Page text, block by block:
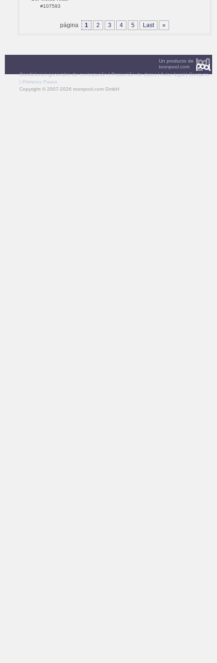
#107593
página 1 2 3 4 5 Last »
Un producto de
toonpool.com
Condiciones generales de contratación|Protección de datos|Aviso legal|Contacto
| Primeros Pasos
Copyright © 2007-2026 toonpool.com GmbH